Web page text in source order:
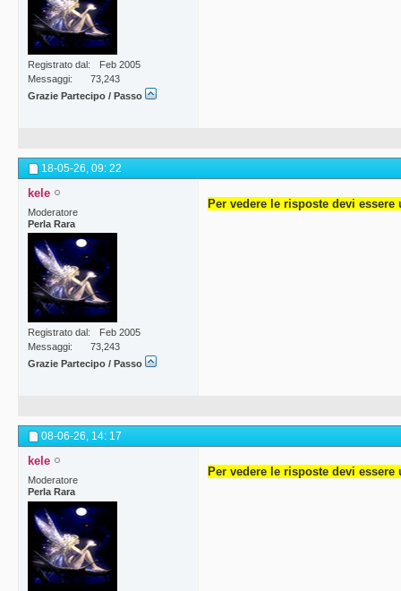
Registrato dal
Feb 2005
Messaggi
73,243
Grazie Partecipo / Passo
18-05-26, 09: 22
kele
Moderatore
Perla Rara
Registrato dal
Feb 2005
Messaggi
73,243
Grazie Partecipo / Passo
Per vedere le risposte devi
08-06-26, 14: 17
kele
Moderatore
Perla Rara
Per vedere le risposte devi